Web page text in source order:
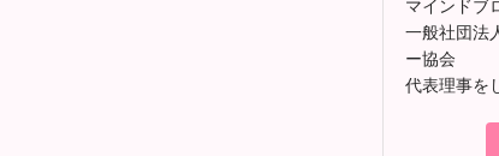
マインドブ
一般社団法
ー協会
代表理事を